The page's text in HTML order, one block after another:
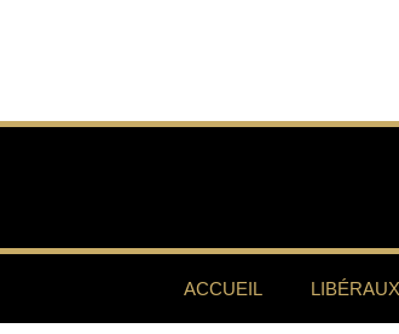
ACCUEIL LIBÉRAUX